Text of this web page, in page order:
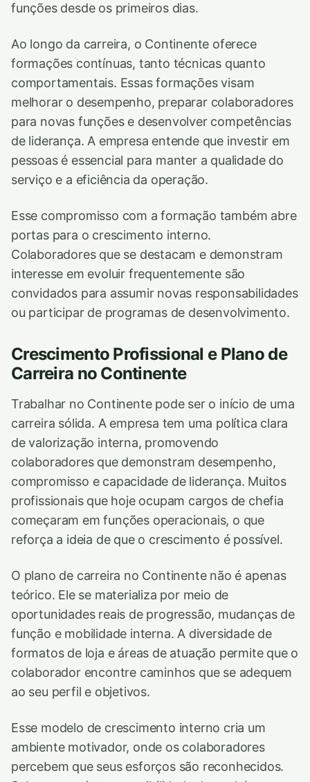
funções desde os primeiros dias.
Ao longo da carreira, o Continente oferece
formações contínuas, tanto técnicas quanto
comportamentais. Essas formações visam
melhorar o desempenho, preparar colaboradores
para novas funções e desenvolver competências
de liderança. A empresa entende que investir em
pessoas é essencial para manter a qualidade do
serviço e a eficiência da operação.
Esse compromisso com a formação também abre
portas para o crescimento interno.
Colaboradores que se destacam e demonstram
interesse em evoluir frequentemente são
convidados para assumir novas responsabilidades
ou participar de programas de desenvolvimento.
Crescimento Profissional e Plano de
Carreira no Continente
Trabalhar no Continente pode ser o início de uma
carreira sólida. A empresa tem uma política clara
de valorização interna, promovendo
colaboradores que demonstram desempenho,
compromisso e capacidade de liderança. Muitos
profissionais que hoje ocupam cargos de chefia
começaram em funções operacionais, o que
reforça a ideia de que o crescimento é possível.
O plano de carreira no Continente não é apenas
teórico. Ele se materializa por meio de
oportunidades reais de progressão, mudanças de
função e mobilidade interna. A diversidade de
formatos de loja e áreas de atuação permite que o
colaborador encontre caminhos que se adequem
ao seu perfil e objetivos.
Esse modelo de crescimento interno cria um
ambiente motivador, onde os colaboradores
percebem que seus esforços são reconhecidos.